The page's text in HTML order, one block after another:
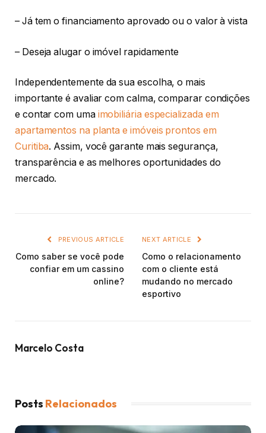
– Já tem o financiamento aprovado ou o valor à vista
– Deseja alugar o imóvel rapidamente
Independentemente da sua escolha, o mais
importante é avaliar com calma, comparar condições
e contar com uma imobiliária especializada em
apartamentos na planta e imóveis prontos em
Curitiba. Assim, você garante mais segurança,
transparência e as melhores oportunidades do
mercado.
PREVIOUS ARTICLE
Como saber se você pode
confiar em um cassino
online?
NEXT ARTICLE
Como o relacionamento
com o cliente está
mudando no mercado
esportivo
Marcelo Costa
Posts Relacionados